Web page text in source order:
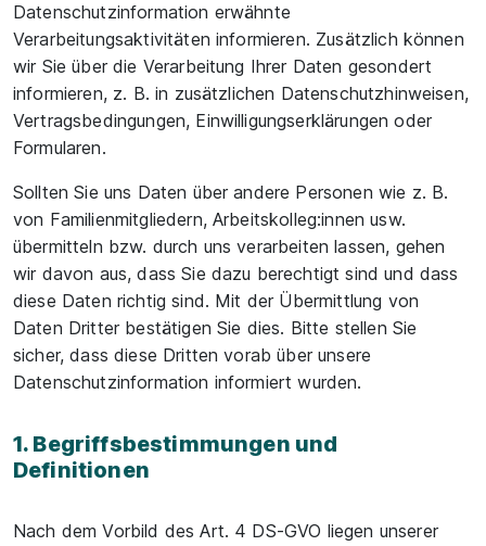
Datenschutzinformation erwähnte
Verarbeitungsaktivitäten informieren. Zusätzlich können
wir Sie über die Verarbeitung Ihrer Daten gesondert
informieren, z. B. in zusätzlichen Datenschutzhinweisen,
Vertragsbedingungen, Einwilligungserklärungen oder
Formularen.
Sollten Sie uns Daten über andere Personen wie z. B.
von Familienmitgliedern, Arbeitskolleg:innen usw.
übermitteln bzw. durch uns verarbeiten lassen, gehen
wir davon aus, dass Sie dazu berechtigt sind und dass
diese Daten richtig sind. Mit der Übermittlung von
Daten Dritter bestätigen Sie dies. Bitte stellen Sie
sicher, dass diese Dritten vorab über unsere
Datenschutzinformation informiert wurden.
1. Begriffsbestimmungen und
Definitionen
Nach dem Vorbild des Art. 4 DS-GVO liegen unserer